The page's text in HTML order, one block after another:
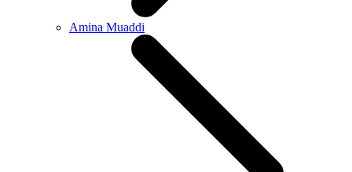
Amina Muaddi